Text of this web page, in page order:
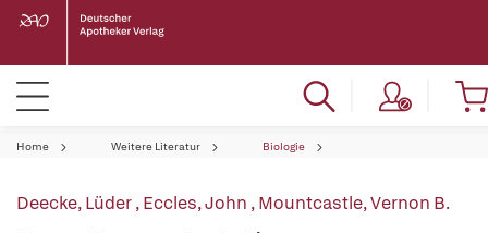
Home Weitere Literatur Biologie
Deecke, Lüder,Eccles, John ,Mountcastle, Vernon B.